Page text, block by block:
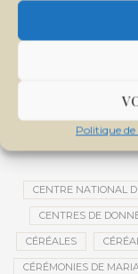
Politique de
CENTRALE SOLAIRE
CENTRE
CENTRE NATIONAL
CENTRES DE
CÉRÉALES
CÉRÉMONIES DE